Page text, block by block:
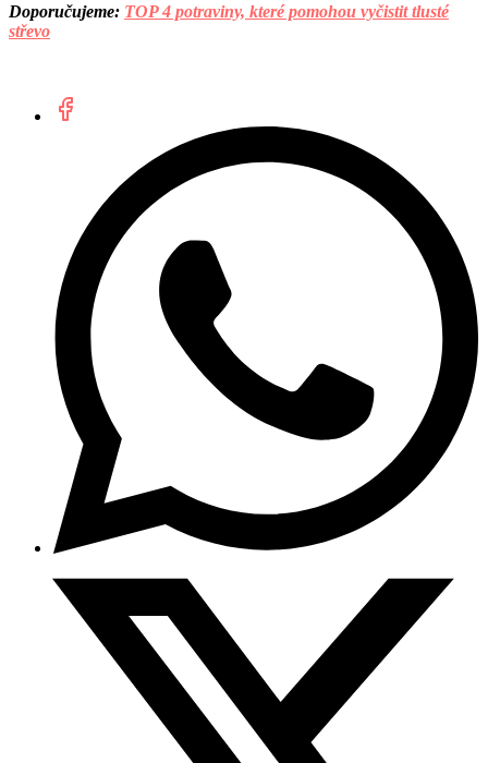
Doporučujeme: TOP 4 potraviny, které pomohou vyčistit tlusté
střevo